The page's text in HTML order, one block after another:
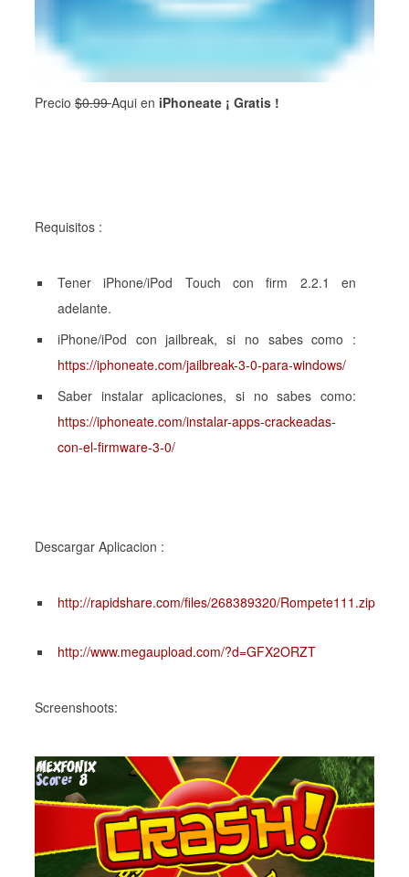
Precio $0.99Aqui en iPhoneate ¡ Gratis !
Requisitos :
Tener iPhone/iPod Touch con firm 2.2.1 en
adelante.
iPhone/iPod con jailbreak, si no sabes como :
https://iphoneate.com/jailbreak-3-0-para-windows/
Saber instalar aplicaciones, si no sabes como:
https://iphoneate.com/instalar-apps-crackeadas-
con-el-firmware-3-0/
Descargar Aplicacion :
http://rapidshare.com/files/268389320/Rompete111.zip
http://www.megaupload.com/?d=GFX2ORZT
Screenshoots: